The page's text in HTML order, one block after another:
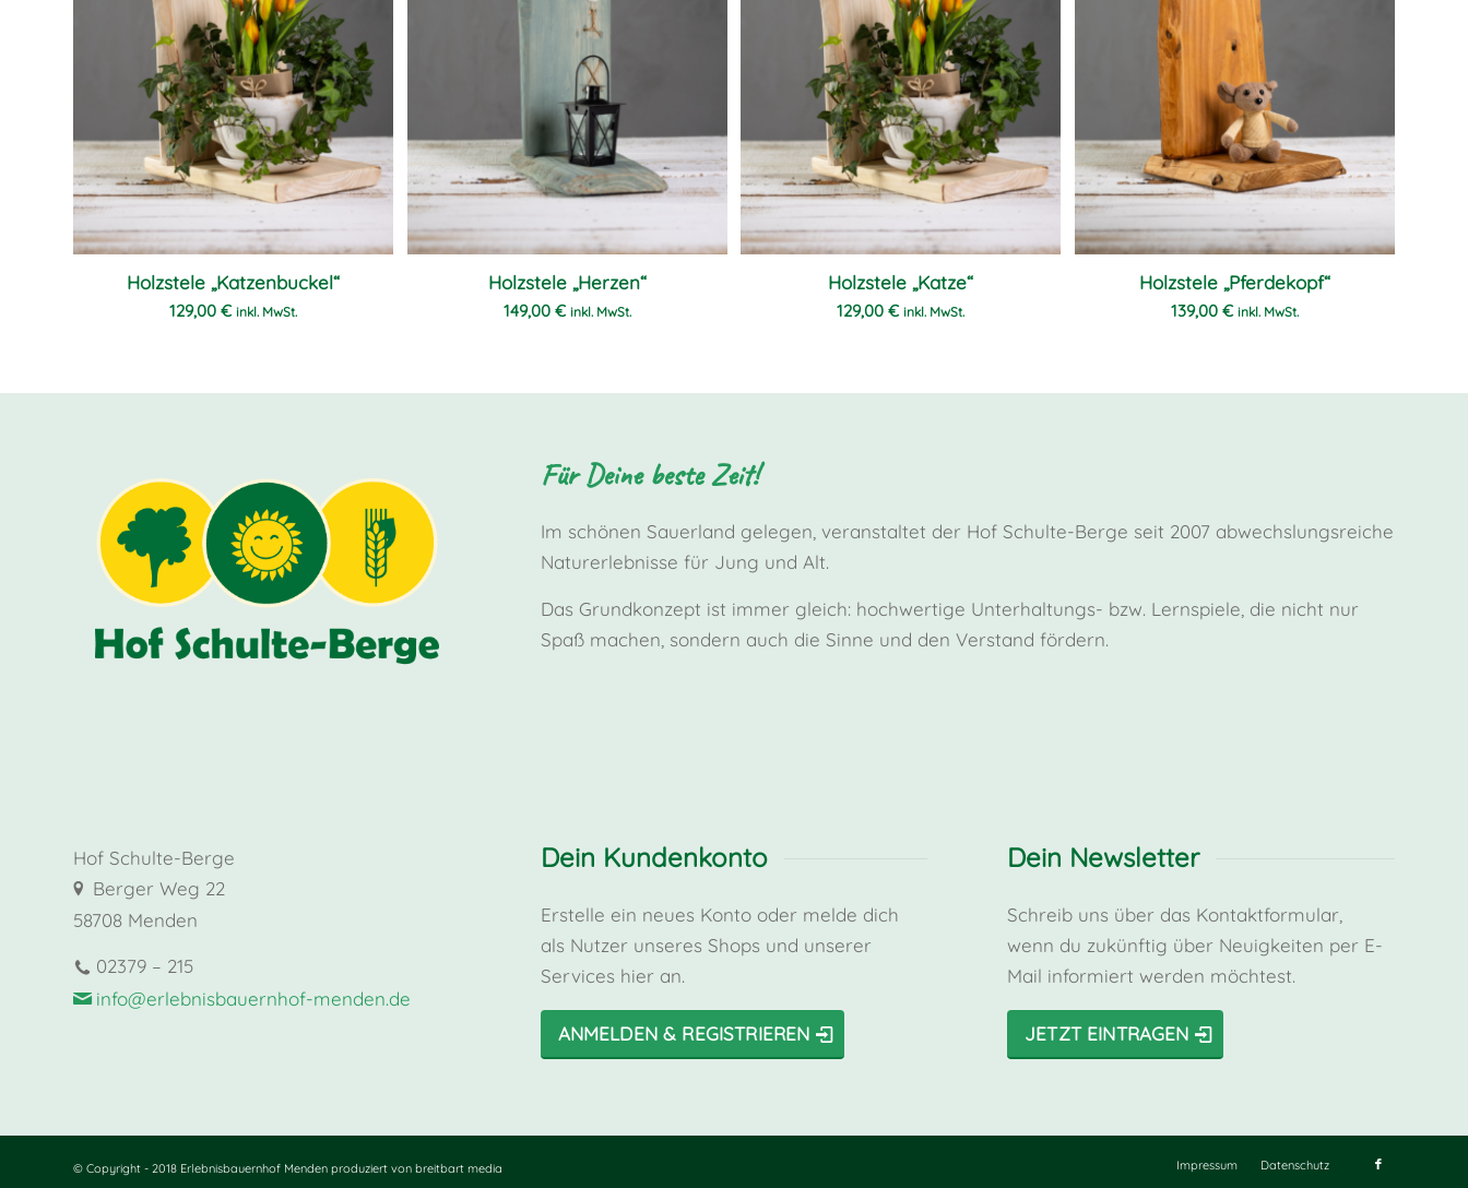
Holzstele „Katzenbuckel“
129,00€ inkl. MwSt.
Holzstele „Herzen“
149,00 € inkl. MwSt.
Holzstele „Katze“
129,00€ inkl. MwSt.
Holzstele „Pferdekopf“
139,00 € inkl. MwSt.
Für Deine beste Zeit!
Im schönen Sauerland gelegen, veranstaltet der Hof Schulte-Berge seit 2007 abwechslungsreiche
Naturerlebnisse für Jung und Alt.
Das Grundkonzept ist immer gleich: hochwertige Unterhaltungs- bzw. Lernspiele, die nicht nur
Spaß machen, sondern auch die Sinne und den Verstand fördern.
Hof Schulte-Berge
Berger Weg 22
58708 Menden
02379 – 215
info@erlebnisbauernhof-menden.de
Dein Kundenkonto
Erstelle ein neues Konto oder melde dich
als Nutzer unseres Shops und unserer
Services hier an.
ANMELDEN & REGISTRIEREN
Dein Newsletter
Schreib uns über das Kontaktformular,
wenn du zukünftig über Neuigkeiten per E-
Mail informiert werden möchtest.
JETZT EINTRAGEN
© Copyright - 2018 Erlebnisbauernhof Menden produziert von breitbart media Impressum Datenschutz